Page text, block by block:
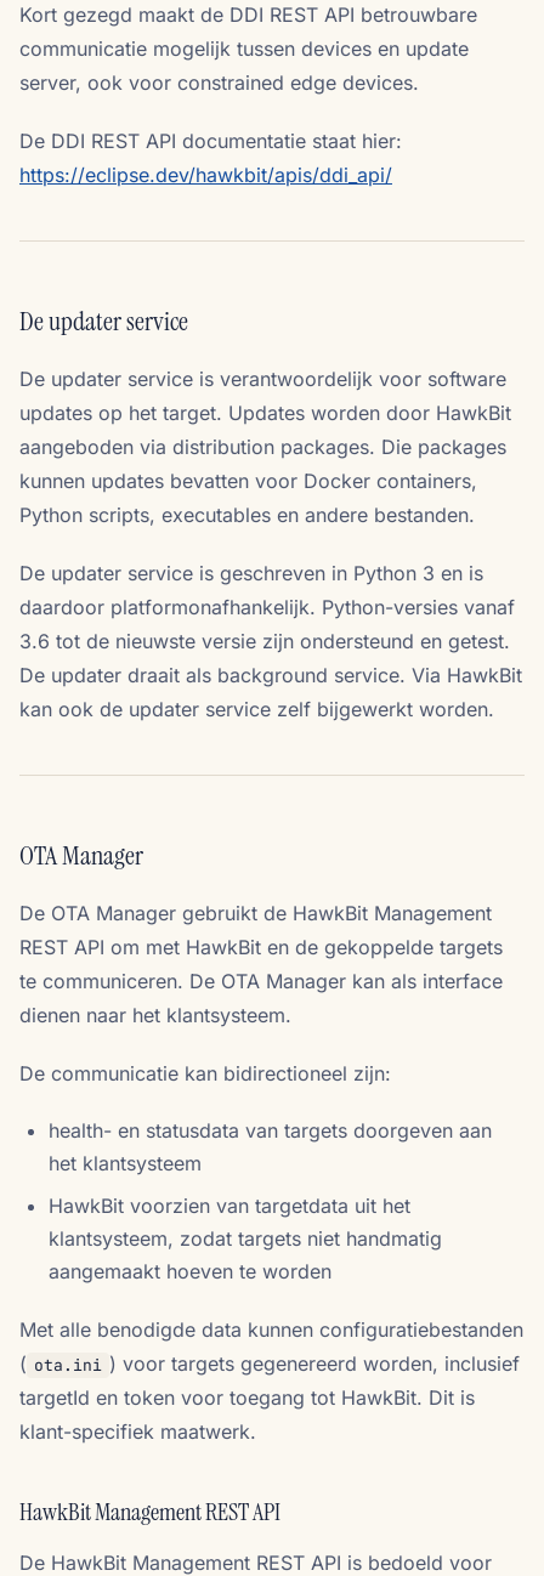
Kort gezegd maakt de DDI REST API betrouwbare
communicatie mogelijk tussen devices en update
server, ook voor constrained edge devices.
De DDI REST API documentatie staat hier:
https://eclipse.dev/hawkbit/apis/ddi_api/
De updater service
De updater service is verantwoordelijk voor software
updates op het target. Updates worden door HawkBit
aangeboden via distribution packages. Die packages
kunnen updates bevatten voor Docker containers,
Python scripts, executables en andere bestanden.
De updater service is geschreven in Python 3 en is
daardoor platformonafhankelijk. Python-versies vanaf
3.6 tot de nieuwste versie zijn ondersteund en getest.
De updater draait als background service. Via HawkBit
kan ook de updater service zelf bijgewerkt worden.
OTA Manager
De OTA Manager gebruikt de HawkBit Management
REST API om met HawkBit en de gekoppelde targets
te communiceren. De OTA Manager kan als interface
dienen naar het klantsysteem.
De communicatie kan bidirectioneel zijn:
health- en statusdata van targets doorgeven aan
het klantsysteem
HawkBit voorzien van targetdata uit het
klantsysteem, zodat targets niet handmatig
aangemaakt hoeven te worden
Met alle benodigde data kunnen configuratiebestanden
( ota.ini ) voor targets gegenereerd worden, inclusief
targetId en token voor toegang tot HawkBit. Dit is
klant-specifiek maatwerk.
HawkBit Management REST API
De HawkBit Management REST API is bedoeld voor